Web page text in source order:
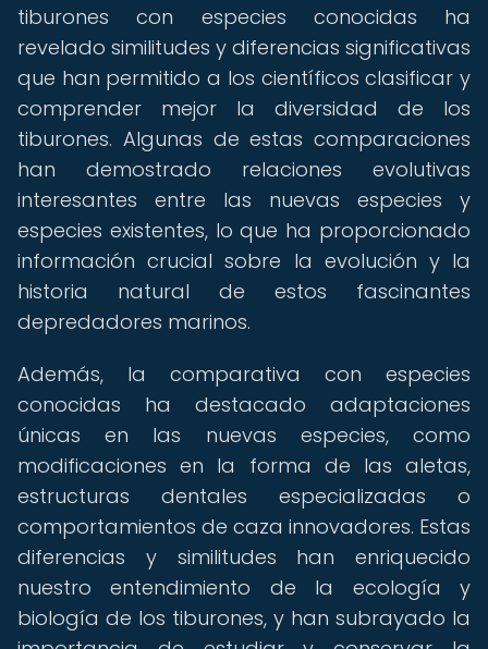
tiburones con especies conocidas ha
revelado similitudes y diferencias significativas
que han permitido a los científicos clasificar y
comprender mejor la diversidad de los
tiburones. Algunas de estas comparaciones
han demostrado relaciones evolutivas
interesantes entre las nuevas especies y
especies existentes, lo que ha proporcionado
información crucial sobre la evolución y la
historia natural de estos fascinantes
depredadores marinos.
Además, la comparativa con especies
conocidas ha destacado adaptaciones
únicas en las nuevas especies, como
modificaciones en la forma de las aletas,
estructuras dentales especializadas o
comportamientos de caza innovadores. Estas
diferencias y similitudes han enriquecido
nuestro entendimiento de la ecología y
biología de los tiburones, y han subrayado la